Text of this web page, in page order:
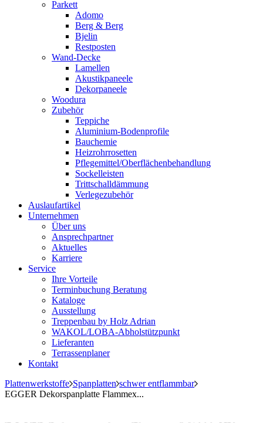
Parkett
Adomo
Berg & Berg
Bjelin
Restposten
Wand-Decke
Lamellen
Akustikpaneele
Dekorpaneele
Woodura
Zubehör
Teppiche
Aluminium-Bodenprofile
Bauchemie
Heizrohrrosetten
Pflegemittel/Oberflächenbehandlung
Sockelleisten
Trittschalldämmung
Verlegezubehör
Auslaufartikel
Unternehmen
Über uns
Ansprechpartner
Aktuelles
Karriere
Service
Ihre Vorteile
Terminbuchung Beratung
Kataloge
Ausstellung
Treppenbau by Holz Adrian
WAKOL/LOBA-Abholstützpunkt
Lieferanten
Terrassenplaner
Kontakt
Plattenwerkstoffe Spanplatten schwer entflammbar
EGGER Dekorspanplatte Flammex...